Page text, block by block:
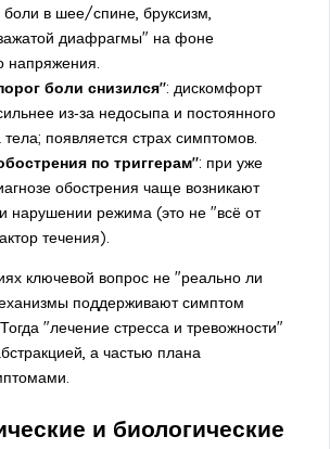
в шее/спине, бруксизм,
диафрагмы" на фоне
напряжения.
боли снизился": дискомфорт
из‑за недосыпа и постоянного
появляется страх симптомов.
по триггерам": при уже
обострения чаще возникают
нарушении режима (это не "всё от
течения).
ключевой вопрос не "реально ли
поддерживают симптом
"лечение стресса и тревожности"
а частью плана
и биологические